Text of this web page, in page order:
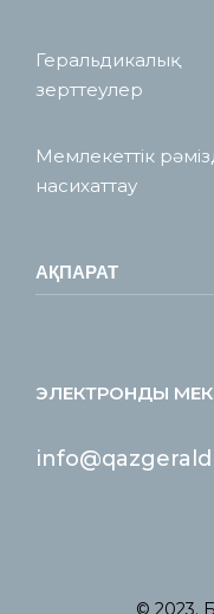
Геральдикалық
зерттеулер
Мемлекеттік
насихаттау
АҚПАРАТ
ЭЛЕКТРОНДЫ
© 2023.